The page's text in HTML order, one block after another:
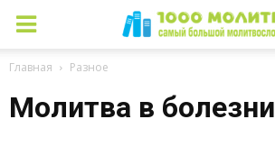
Главная Разное
Молитва в болезни